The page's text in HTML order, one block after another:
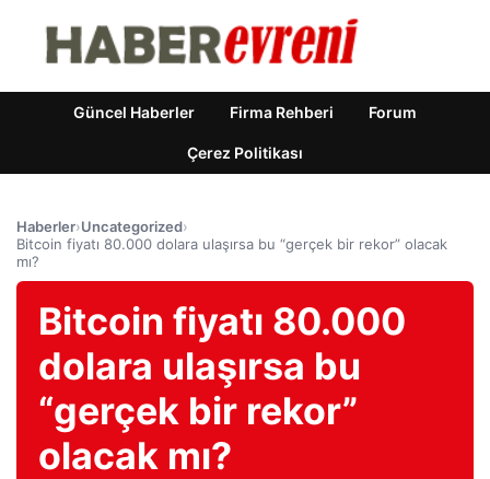
Güncel Haberler Firma Rehberi Forum
Çerez Politikası
Haberler›Uncategorized›
Bitcoin fiyatı 80.000 dolara ulaşırsa bu “gerçek bir rekor” olacak
mı?
Bitcoin fiyatı 80.000
dolara ulaşırsa bu
“gerçek bir rekor”
olacak mı?